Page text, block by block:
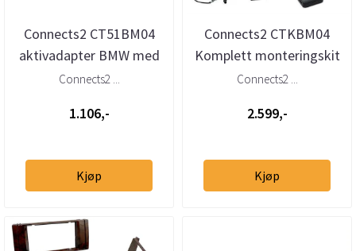
Connects2 CT51BM04
aktivadapter BMW med
Fakra/Quadlock
Connects2 ...
1.106,-
Kjøp
Connects2 CTKBM04
Komplett monteringskit
2-DIN BMW 5-serie (E39)
Connects2 ...
2.599,-
Kjøp